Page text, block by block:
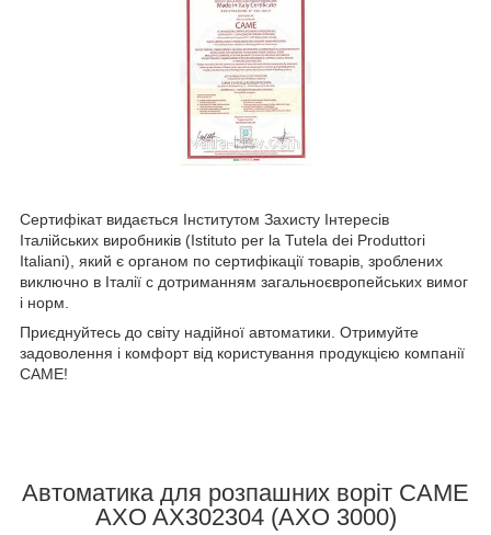
Сертифікат видається Інститутом Захисту Інтересів
Італійських виробників (Istituto per la Tutela dei Produttori
Italiani), який є органом по сертифікації товарів, зроблених
виключно в Італії c дотриманням загальноєвропейських вимог
і норм.
Приєднуйтесь до світу надійної автоматики. Отримуйте
задоволення і комфорт від користування продукцією компанії
CAME!
Автоматика для розпашних воріт CAME
AXO AX302304 (AXO 3000)